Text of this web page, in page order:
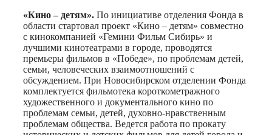
«Кино – детям». По инициативе отделения Фонда в
области стартовал проект «Кино – детям» совместно
с кинокомпанией «Гемини Фильм Сибирь» и
лучшими кинотеатрами в городе, проводятся
премьеры фильмов в «Победе», по проблемам детей,
семьи, человеческих взаимоотношений с
обсуждением. При Новосибирском отделении Фонда
комплектуется фильмотека короткометражного
художественного и документального кино по
проблемам семьи, детей, духовно-нравственным
проблемам общества. Ведется работа по прокату